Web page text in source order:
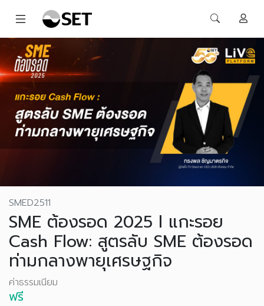
SMED2511
SME ต้องรอด 2025 l แกะรอย
Cash Flow: สูตรลับ SME ต้องรอด
ท่ามกลางพายุเศรษฐกิจ
ค่าธรรมเนียม
ฟรี